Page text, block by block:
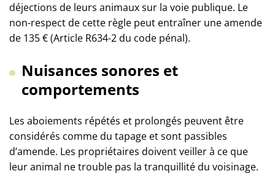
déjections de leurs animaux sur la voie publique. Le
non-respect de cette règle peut entraîner une amende
de 135 € (Article R634-2 du code pénal).
Nuisances sonores et
comportements
Les aboiements répétés et prolongés peuvent être
considérés comme du tapage et sont passibles
d’amende. Les propriétaires doivent veiller à ce que
leur animal ne trouble pas la tranquillité du voisinage.